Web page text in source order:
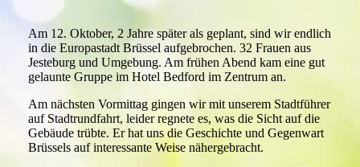
Am 12. Oktober, 2 Jahre später als geplant, sind wir endlich
in die Europastadt Brüssel aufgebrochen. 32 Frauen aus
Jesteburg und Umgebung. Am frühen Abend kam eine gut
gelaunte Gruppe im Hotel Bedford im Zentrum an.
Am nächsten Vormittag gingen wir mit unserem Stadtführer
auf Stadtrundfahrt, leider regnete es, was die Sicht auf die
Gebäude trübte. Er hat uns die Geschichte und Gegenwart
Brüssels auf interessante Weise nähergebracht.